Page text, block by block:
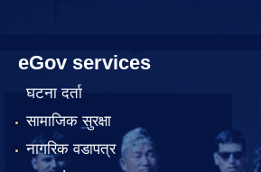
eGov services
घटना दर्ता
सामाजिक सुरक्षा
नागरिक वडापत्र